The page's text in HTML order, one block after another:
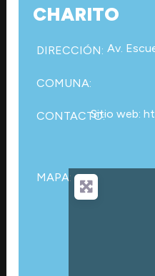
CHARITO
DIRECCIÓN: Av.
COMUNA:
CONTACTO:Sitio web:
MAPA: